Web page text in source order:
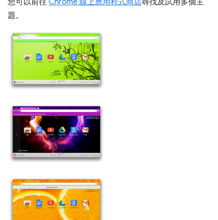
您可以前往 Chrome 線上應用程式商店尋找及試用多個主
題。